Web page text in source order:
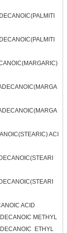
ACI
ACID
METHYL
ETHYL